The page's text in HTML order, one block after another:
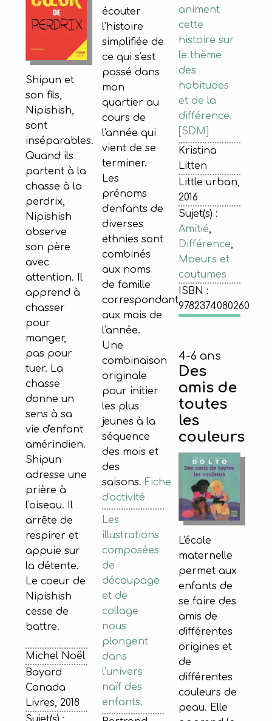
animent
cette
histoire sur
le thème
des
habitudes
et de la
différence.
[SDM]
Kristina
Litten
Little urban,
2016
Sujet(s) :
Amitié,
Différence,
Moeurs et
coutumes
ISBN :
9782374080260
Shipun et
son fils,
Nipishish,
sont
inséparables.
Quand ils
partent à la
chasse à la
perdrix,
Nipishish
observe
son père
avec
attention. Il
apprend à
chasser
pour
manger,
pas pour
tuer. La
chasse
donne un
sens à sa
vie d'enfant
amérindien.
Shipun
adresse une
prière à
l'oiseau. Il
arrête de
respirer et
appuie sur
la détente.
Le coeur de
Nipishish
cesse de
battre.
Michel Noël
Bayard
Canada
Livres, 2018
écouter
l'histoire
simplifiée de
ce qui s'est
passé dans
mon
quartier au
cours de
l'année qui
vient de se
terminer.
Les
prénoms
d'enfants de
diverses
ethnies sont
combinés
aux noms
de famille
correspondant
aux mois de
l'année.
Une
combinaison
originale
pour initier
les plus
jeunes à la
séquence
des mois et
des
saisons. Fiche
d'activité
Les
illustrations
composées
de
découpage
et de
collage
nous
plongent
dans
l'univers
naïf des
enfants.
4-6 ans
Des
amis de
toutes
les
couleurs
L'école
maternelle
permet aux
enfants de
se faire des
amis de
différentes
origines et
de
différentes
couleurs de
peau. Elle